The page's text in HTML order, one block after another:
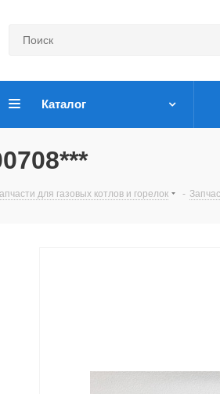
Каталог
для газовых котлов и горелок -